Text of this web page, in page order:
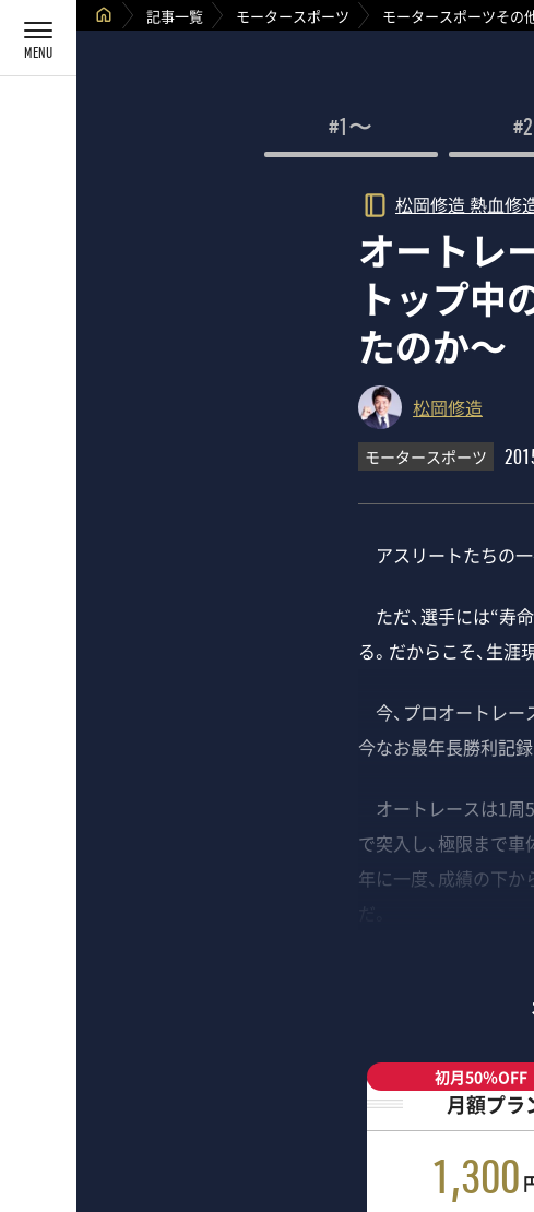
記事一覧 モータースポーツ モータースポーツその
#1〜
松岡修造 熱血修
オートレ
トップ中
たのか～
松岡修造
モータースポーツ
アスリートたちの一
ただ、選手には“寿
る。だからこそ、生
今、プロオートレー
今なお最年長勝利記
オートレースは1周
で突入し、極限まで
年に一度、成績の下
初月50％OFF
月額プラ
1,300